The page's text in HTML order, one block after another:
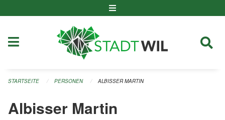
STARTSEITE PERSONEN ALBISSER MARTIN
Albisser Martin